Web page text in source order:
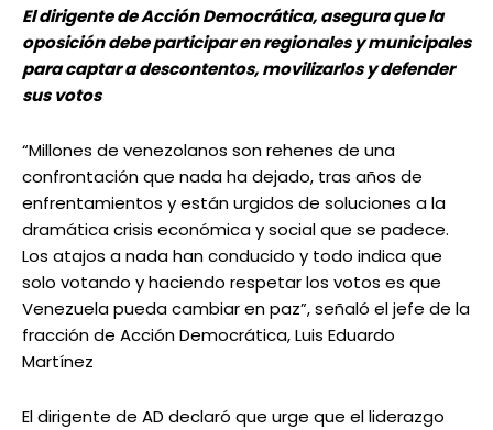
El dirigente de Acción Democrática, asegura que la
oposición debe participar en regionales y municipales
para captar a descontentos, movilizarlos y defender
sus votos
“Millones de venezolanos son rehenes de una
confrontación que nada ha dejado, tras años de
enfrentamientos y están urgidos de soluciones a la
dramática crisis económica y social que se padece.
Los atajos a nada han conducido y todo indica que
solo votando y haciendo respetar los votos es que
Venezuela pueda cambiar en paz”, señaló el jefe de la
fracción de Acción Democrática, Luis Eduardo
Martínez
El dirigente de AD declaró que urge que el liderazgo